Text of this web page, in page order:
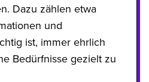
Dazu zählen etwa
und
ist, immer ehrlich
Bedürfnisse gezielt zu